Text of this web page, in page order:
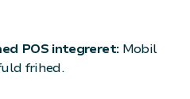
POS integreret:Mobil
frihed.